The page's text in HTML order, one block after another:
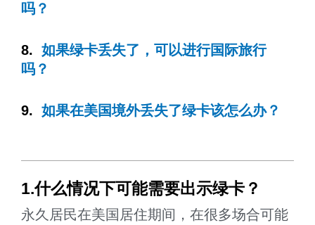
吗？
8. 如果绿卡丢失了，可以进行国际旅行
吗？
9. 如果在美国境外丢失了绿卡该怎么办？
1.什么情况下可能需要出示绿卡？
永久居民在美国居住期间，在很多场合可能